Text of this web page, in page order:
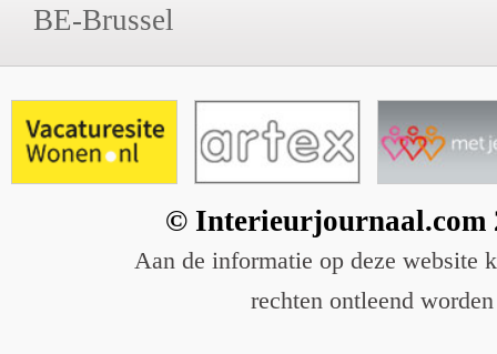
BE-Brussel
© Interieurjournaal.com
Aan de informatie op deze website
rechten ontleend worden